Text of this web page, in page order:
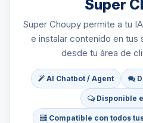
Super
Super Choupy permite a tu
e instalar contenido en tus
desde tu área de
AI Chatbot / Agent
Disponible
Compatible con todos